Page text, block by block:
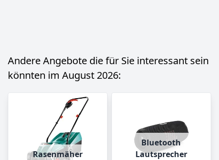
Andere Angebote die für Sie interessant sein
könnten im August 2026:
Rasenmäher
Bluetooth
Lautsprecher